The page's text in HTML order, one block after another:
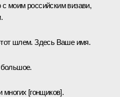
моим российским визави,
шлем. Здесь Ваше имя.
многих [гонщиков].